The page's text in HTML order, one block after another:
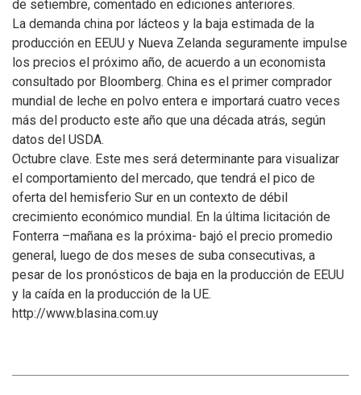
de setiembre, comentado en ediciones anteriores.
La demanda china por lácteos y la baja estimada de la
producción en EEUU y Nueva Zelanda seguramente impulse
los precios el próximo año, de acuerdo a un economista
consultado por Bloomberg. China es el primer comprador
mundial de leche en polvo entera e importará cuatro veces
más del producto este año que una década atrás, según
datos del USDA.
Octubre clave. Este mes será determinante para visualizar
el comportamiento del mercado, que tendrá el pico de
oferta del hemisferio Sur en un contexto de débil
crecimiento económico mundial. En la última licitación de
Fonterra –mañana es la próxima- bajó el precio promedio
general, luego de dos meses de suba consecutivas, a
pesar de los pronósticos de baja en la producción de EEUU
y la caída en la producción de la UE.
http://www.blasina.com.uy